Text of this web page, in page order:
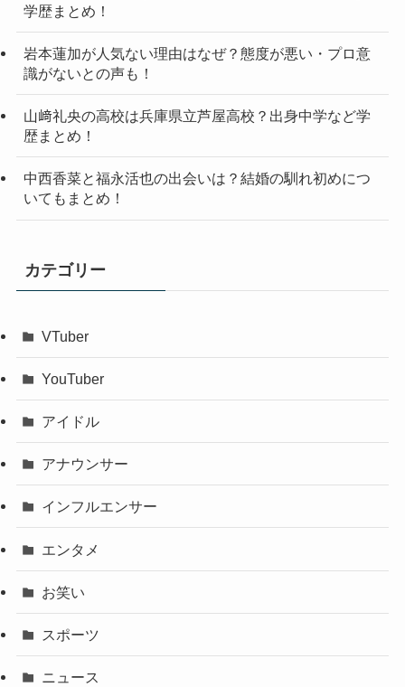
学歴まとめ！
岩本蓮加が人気ない理由はなぜ？態度が悪い・プロ意
識がないとの声も！
山﨑礼央の高校は兵庫県立芦屋高校？出身中学など学
歴まとめ！
中西香菜と福永活也の出会いは？結婚の馴れ初めにつ
いてもまとめ！
カテゴリー
VTuber
YouTuber
アイドル
アナウンサー
インフルエンサー
エンタメ
お笑い
スポーツ
ニュース